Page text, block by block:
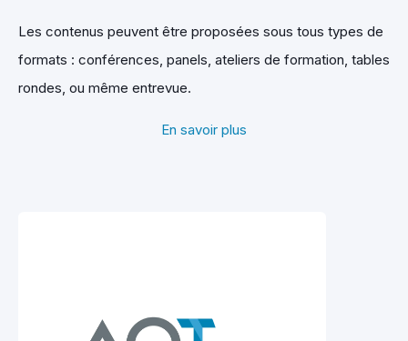
Les contenus peuvent être proposées sous tous types de
formats : conférences, panels, ateliers de formation, tables
rondes, ou même entrevue.
En savoir plus